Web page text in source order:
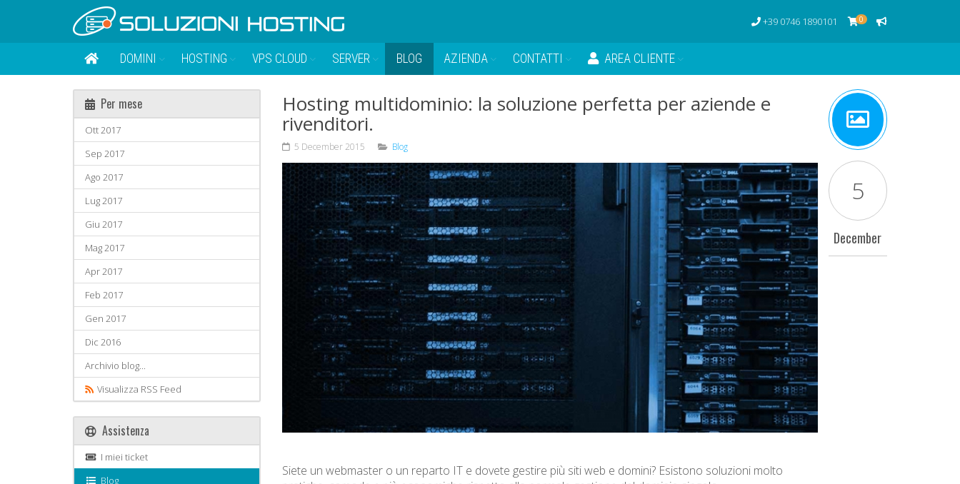
0
+39 0746 1890101
DOMINI HOSTING VPS CLOUD SERVER BLOG AZIENDA CONTATTI AREA CLIENTE
5
December
Hosting multidominio: la soluzione perfetta per aziende e
rivenditori.
5 December 2015 Blog
Per mese
Ott 2017
Sep 2017
Ago 2017
Lug 2017
Giu 2017
Mag 2017
Apr 2017
Feb 2017
Gen 2017
Dic 2016
Archivio blog...
Visualizza RSS Feed
Siete un webmaster o un reparto IT e dovete gestire più siti web e domini? Esistono soluzioni molto
Assistenza
I miei ticket
Blog